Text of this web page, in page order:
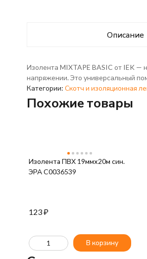
Описание
Изолента MIXTAPE BASIC от IEK —
напряжении. Это универсальный
Категории: Скотч и изоляционная
Похожие товары
Изолента ПВХ 19ммх20м син.
ЭРА C0036539
123₽
В корзину